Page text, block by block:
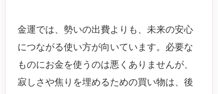
金運では、勢いの出費よりも、未来の安心
につながる使い方が向いています。必要な
ものにお金を使うのは悪くありませんが、
寂しさや焦りを埋めるための買い物は、後